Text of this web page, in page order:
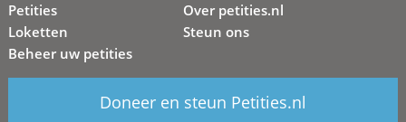
Petities
Loketten
Beheer uw petities
Over petities.nl
Steun ons
Doneer en steun Petities.nl